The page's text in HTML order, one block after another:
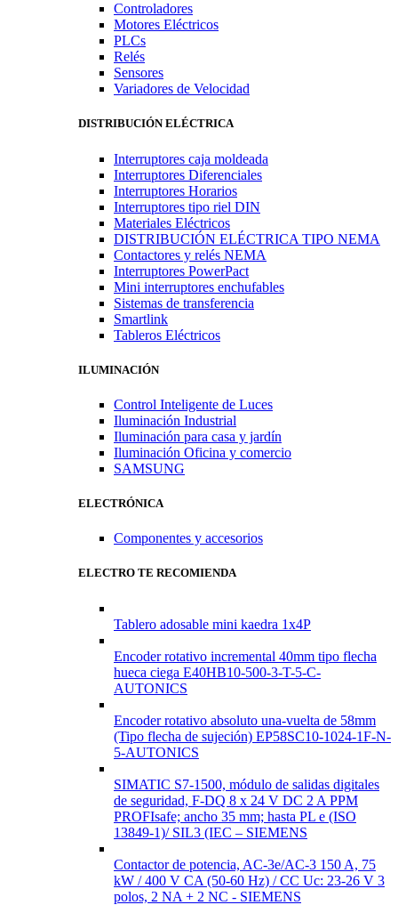
Controladores
Motores Eléctricos
PLCs
Relés
Sensores
Variadores de Velocidad
DISTRIBUCIÓN ELÉCTRICA
Interruptores caja moldeada
Interruptores Diferenciales
Interruptores Horarios
Interruptores tipo riel DIN
Materiales Eléctricos
DISTRIBUCIÓN ELÉCTRICA TIPO NEMA
Contactores y relés NEMA
Interruptores PowerPact
Mini interruptores enchufables
Sistemas de transferencia
Smartlink
Tableros Eléctricos
ILUMINACIÓN
Control Inteligente de Luces
Iluminación Industrial
Iluminación para casa y jardín
Iluminación Oficina y comercio
SAMSUNG
ELECTRÓNICA
Componentes y accesorios
ELECTRO TE RECOMIENDA
Tablero adosable mini kaedra 1x4P
Encoder rotativo incremental 40mm tipo flecha
hueca ciega E40HB10-500-3-T-5-C-
AUTONICS
Encoder rotativo absoluto una-vuelta de 58mm
(Tipo flecha de sujeción) EP58SC10-1024-1F-N-
5-AUTONICS
SIMATIC S7-1500, módulo de salidas digitales
de seguridad, F-DQ 8 x 24 V DC 2 A PPM
PROFIsafe; ancho 35 mm; hasta PL e (ISO
13849-1)/ SIL3 (IEC – SIEMENS
Contactor de potencia, AC-3e/AC-3 150 A, 75
kW / 400 V CA (50-60 Hz) / CC Uc: 23-26 V 3
polos, 2 NA + 2 NC - SIEMENS